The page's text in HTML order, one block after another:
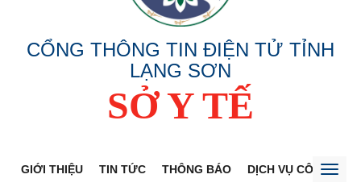
CỔNG THÔNG TIN ĐIỆN TỬ TỈNH
LẠNG SƠN
SỞ Y TẾ
GIỚI THIỆU TIN TỨC THÔNG BÁO DỊCH VỤ CÔNG